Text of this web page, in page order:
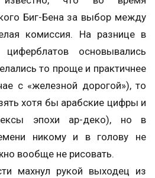
Биг-Бена за выбор между
комиссия. На разнице в
основывались
то проще и практичнее
с «железной дорогой»), то
хотя бы арабские цифры и
эпохи ар-деко), но в
никому и в голову не
вообще не рисовать.
махнул рукой выходец из